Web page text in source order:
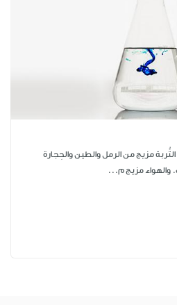
مزيج من الرمل والطين والحِجارة
والهواء مزيج م...